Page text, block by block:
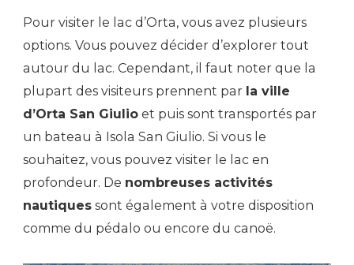
Pour visiter le lac d’Orta, vous avez plusieurs
options. Vous pouvez décider d’explorer tout
autour du lac. Cependant, il faut noter que la
plupart des visiteurs prennent par la ville
d’Orta San Giulio et puis sont transportés par
un bateau à Isola San Giulio. Si vous le
souhaitez, vous pouvez visiter le lac en
profondeur. De nombreuses activités
nautiques sont également à votre disposition
comme du pédalo ou encore du canoë.